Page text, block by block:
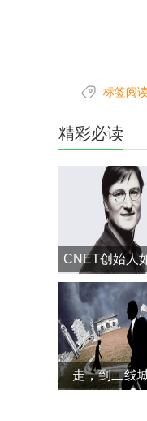
标签阅
精彩必读
CNET创始人
年挥霍18
走，到二线